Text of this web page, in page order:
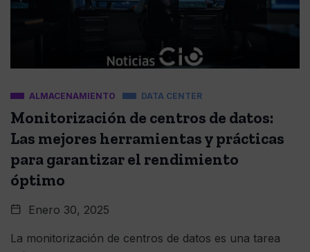
ALMACENAMIENTO DATA CENTER
Monitorización de centros de datos:
Las mejores herramientas y prácticas
para garantizar el rendimiento
óptimo
Enero 30, 2025
La monitorización de centros de datos es una tarea